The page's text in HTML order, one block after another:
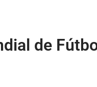
de